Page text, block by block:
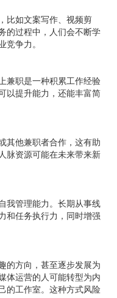
比如文案写作、视频剪
的过程中，人们会不断学
争力。
兼职是一种积累工作经验
以提升能力，还能丰富简
其他兼职者合作，这有助
脉资源可能在未来带来新
我管理能力。长期从事线
和任务执行力，同时增强
的方向，甚至逐步发展为
体运营的人可能转型为内
的工作室。这种方式风险